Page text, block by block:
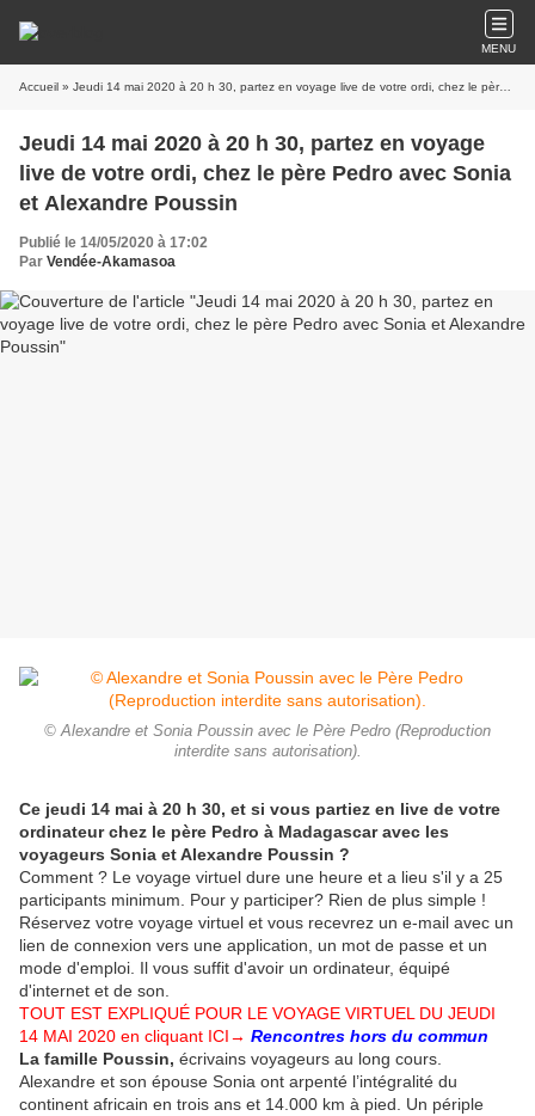
MENU
Accueil » Jeudi 14 mai 2020 à 20 h 30, partez en voyage live de votre ordi, chez le père Pedro avec Sonia et Alexandre Poussin
Jeudi 14 mai 2020 à 20 h 30, partez en voyage
live de votre ordi, chez le père Pedro avec Sonia
et Alexandre Poussin
Publié le 14/05/2020 à 17:02
Par Vendée-Akamasoa
© Alexandre et Sonia Poussin avec le Père Pedro (Reproduction
interdite sans autorisation).
Ce jeudi 14 mai à 20 h 30, et si vous partiez en live de votre
ordinateur chez le père Pedro à Madagascar avec les
voyageurs Sonia et Alexandre Poussin ?
Comment ? Le voyage virtuel dure une heure et a lieu s'il y a 25
participants minimum. Pour y participer? Rien de plus simple !
Réservez votre voyage virtuel et vous recevrez un e-mail avec un
lien de connexion vers une application, un mot de passe et un
mode d'emploi. Il vous suffit d'avoir un ordinateur, équipé
d'internet et de son.
TOUT EST EXPLIQUÉ POUR LE VOYAGE VIRTUEL DU JEUDI
14 MAI 2020 en cliquant ICI→ Rencontres hors du commun
La famille Poussin, écrivains voyageurs au long cours.
Alexandre et son épouse Sonia ont arpenté l’intégralité du
continent africain en trois ans et 14.000 km à pied. Un périple